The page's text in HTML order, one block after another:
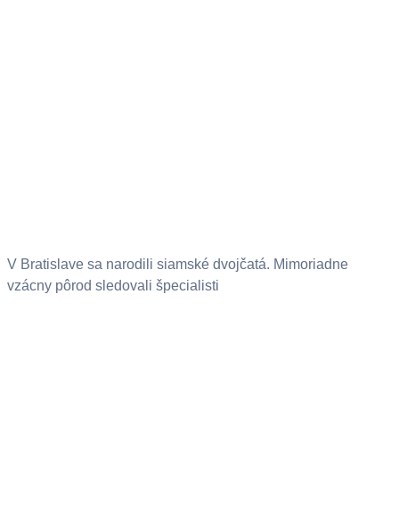
V Bratislave sa narodili siamské dvojčatá. Mimoriadne
vzácny pôrod sledovali špecialisti